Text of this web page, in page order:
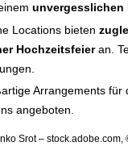
unvergesslichen
Locations bieten
Hochzeitsfeieran.
Arrangements für
angeboten.
Srot – stock.adobe.com,